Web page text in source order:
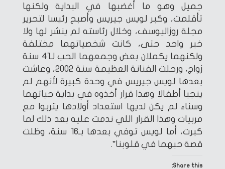
جميل وهو ما أغضبها في البداية ولكنها
تأقلمت، وكبر لويس جيريس وأصبح رئيسا لتحرير
مجلة روزاليوسف، وخلال رئاسته لم ينشر لها ولا
خبر واحد حتى، كانت شخصياتهما مختلفة
ولكنهما يكملان بعض وجمعهما الحب لـ41 سنة
زواج، ورحلت الفنانة العظيمة سنة 2002، وعاشت
بعدها لويس جيريس في وحدة كبيرة لأنهم لم
ينجبا أطفالا وهذا قرار أخذوه في بداية حياتهما
وسناء لم يكن لديها استعداد أولادها يتربوا مع
مربيات وهذا القرار اللي ندمت عليه بعد ذلك لما
كبرت، أما لويس توفي بعدها بـ16 سنة، وظلت
قصة حبهما في قلوبنا”.
Share this: